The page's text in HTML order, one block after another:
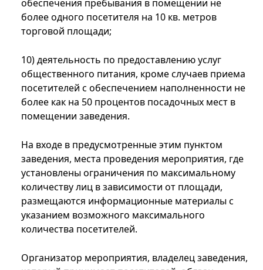
обеспечения пребывания в помещении не
более одного посетителя на 10 кв. метров
торговой площади;
10) деятельность по предоставлению услуг
общественного питания, кроме случаев приема
посетителей с обеспечением наполненности не
более как на 50 процентов посадочных мест в
помещении заведения.
На входе в предусмотренные этим пунктом
заведения, места проведения мероприятия, где
установлены ограничения по максимальному
количеству лиц в зависимости от площади,
размещаются информационные материалы с
указанием возможного максимального
количества посетителей.
Организатор мероприятия, владелец заведения,